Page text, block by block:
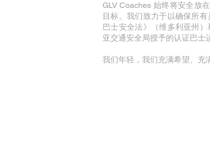
GLV Coaches 始终将安全放
目标。我们致力于以确保所
巴士安全法》（维多利亚州
亚交通安全局授予的认证巴士
我们年轻，我们充满希望、充